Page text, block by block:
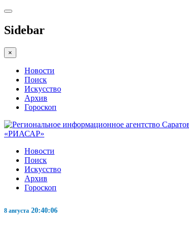
Sidebar
×
Новости
Поиск
Искусство
Архив
Гороскоп
«РИАСАР»
Новости
Поиск
Искусство
Архив
Гороскоп
8 августа 20:40:07